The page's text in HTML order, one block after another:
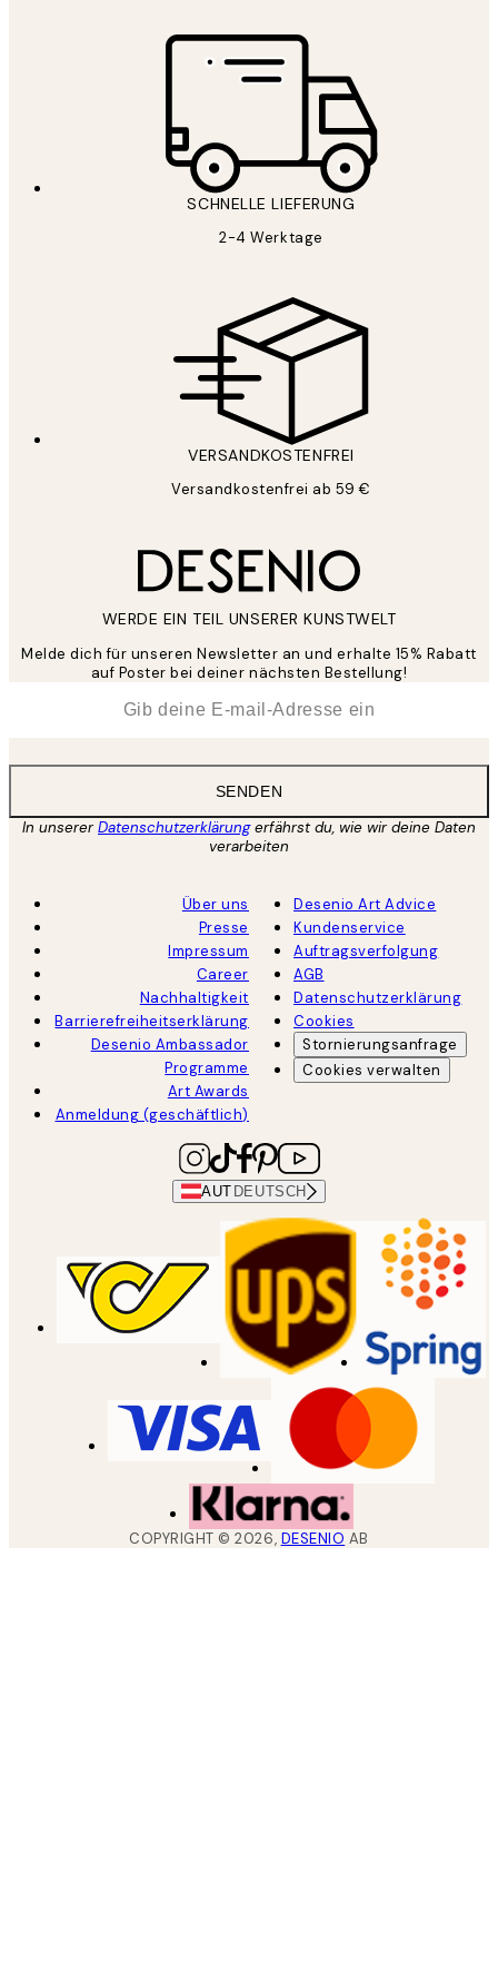
SCHNELLE LIEFERUNG
2-4 Werktage
VERSANDKOSTENFREI
Versandkostenfrei ab 59 €
WERDE EIN TEIL UNSERER KUNSTWELT
Melde dich für unseren Newsletter an und erhalte 15% Rabatt
auf Poster bei deiner nächsten Bestellung!
SENDEN
In unsererDatenschutzerklärungerfährst du, wie wir deine Daten
verarbeiten
Über uns
Presse
Impressum
Career
Nachhaltigkeit
Barrierefreiheitserklärung
Desenio Ambassador
Programme
Art Awards
Anmeldung (geschäftlich)
Desenio Art Advice
Kundenservice
Auftragsverfolgung
AGB
Datenschutzerklärung
Cookies
Stornierungsanfrage
Cookies verwalten
AUT DEUTSCH
COPYRIGHT ©2026, DESENIO AB